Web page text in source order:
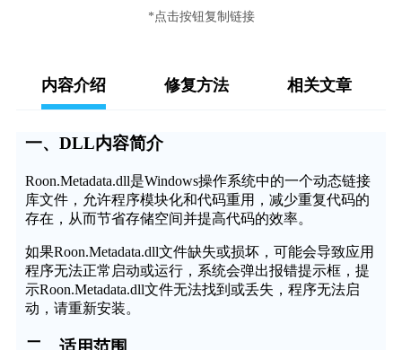
*点击按钮复制链接
内容介绍 修复方法 相关文章
一、DLL内容简介
Roon.Metadata.dll是Windows操作系统中的一个动态链接
库文件，允许程序模块化和代码重用，减少重复代码的
存在，从而节省存储空间并提高代码的效率。
如果Roon.Metadata.dll文件缺失或损坏，可能会导致应用
程序无法正常启动或运行，系统会弹出报错提示框，提
示Roon.Metadata.dll文件无法找到或丢失，程序无法启
动，请重新安装。